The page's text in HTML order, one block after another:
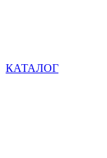
КАТАЛОГ